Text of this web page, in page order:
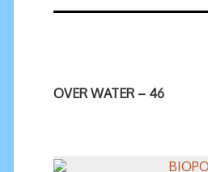
OVER WATER – 46